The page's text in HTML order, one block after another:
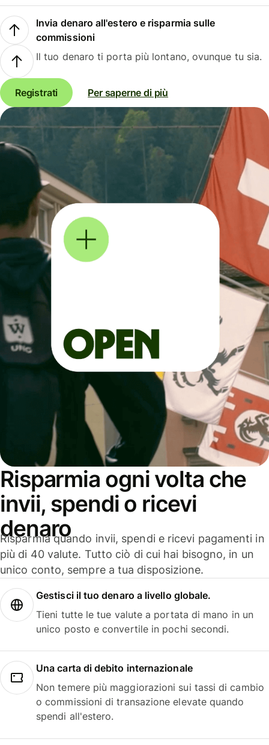
Invia denaro all'estero e risparmia sulle
commissioni
Il tuo denaro ti porta più lontano, ovunque tu sia.
Registrati Per saperne di più
Risparmia ogni volta che
invii, spendi o ricevi
denaro
Risparmia quando invii, spendi e ricevi pagamenti in
più di 40 valute. Tutto ciò di cui hai bisogno, in un
unico conto, sempre a tua disposizione.
Gestisci il tuo denaro a livello globale.
Tieni tutte le tue valute a portata di mano in un
unico posto e convertile in pochi secondi.
Una carta di debito internazionale
Non temere più maggiorazioni sui tassi di cambio
o commissioni di transazione elevate quando
spendi all'estero.